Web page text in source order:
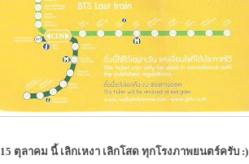
15 ตุลาคม นี้ เลิกเหงา เลิกโสด ทุกโรงภาพยนตร์ครับ :)